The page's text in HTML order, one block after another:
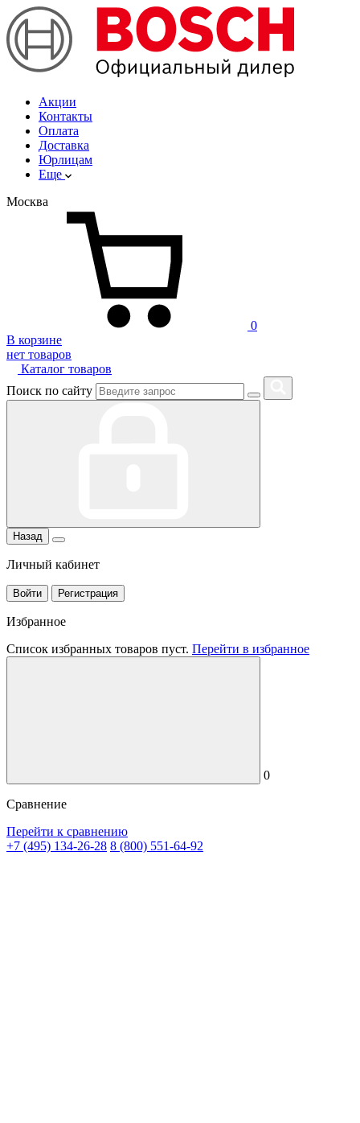
Акции
Контакты
Оплата
Доставка
Юрлицам
Еще
Москва
0
В корзине
нет товаров
Каталог товаров
Поиск по сайту
Назад
Личный кабинет
Войти Регистрация
Избранное
Список избранных товаров пуст. Перейти в избранное
0
Сравнение
Перейти к сравнению
+7 (495) 134-26-28 8 (800) 551-64-92